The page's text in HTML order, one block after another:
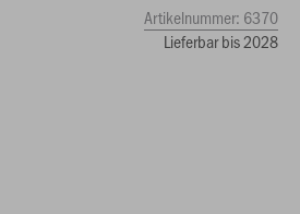
Artikelnummer: 6370
Lieferbar bis 2028